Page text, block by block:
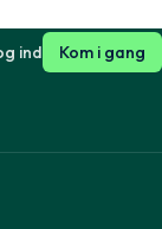
ind Kom i gang